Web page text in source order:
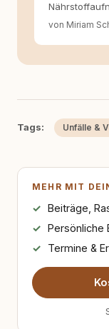
von Miriam
Tags: Unfälle &
MEHR MIT
Beiträge,
Persönliche
Termine &